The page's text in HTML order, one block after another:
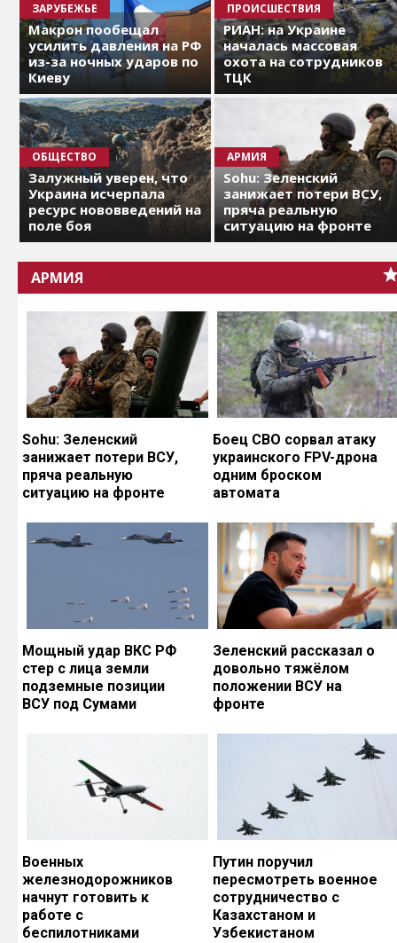
ЗАРУБЕЖЬЕ
Макрон пообещал
усилить давления на РФ
из-за ночных ударов по
Киеву
ПРОИСШЕСТВИЯ
РИАН: на Украине
началась массовая
охота на сотрудников
ТЦК
ОБЩЕСТВО
Залужный уверен, что
Украина исчерпала
ресурс нововведений на
поле боя
АРМИЯ
Sohu: Зеленский
занижает потери ВСУ,
пряча реальную
ситуацию на фронте
АРМИЯ
Sohu: Зеленский
занижает потери ВСУ,
пряча реальную
ситуацию на фронте
Боец СВО сорвал атаку
украинского FPV-дрона
одним броском
автомата
Мощный удар ВКС РФ
стер с лица земли
подземные позиции
ВСУ под Сумами
Зеленский рассказал о
довольно тяжёлом
положении ВСУ на
фронте
Военных
железнодорожников
начнут готовить к
работе с
беспилотниками
Путин поручил
пересмотреть военное
сотрудничество с
Казахстаном и
Узбекистаном